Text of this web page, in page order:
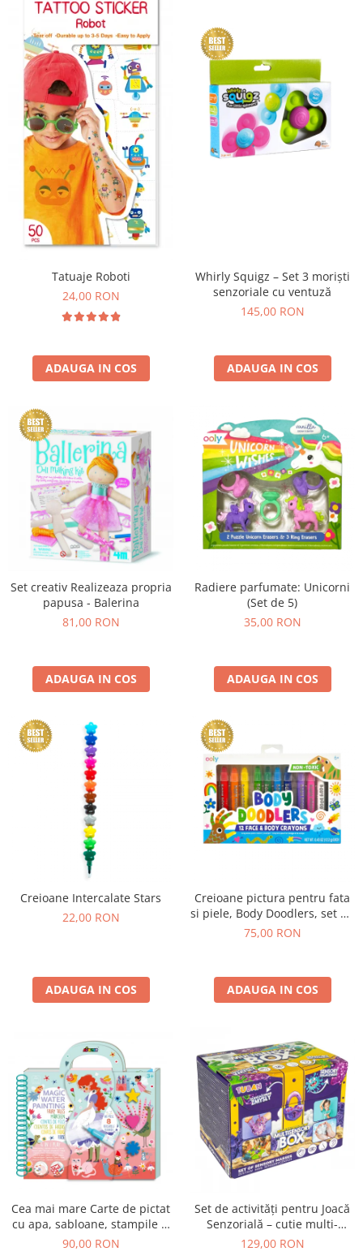
Tatuaje Roboti
24,00 RON
ADAUGA IN COS
Whirly Squigz – Set 3 moriști
senzoriale cu ventuză
145,00 RON
ADAUGA IN COS
Set creativ Realizeaza propria
papusa - Balerina
81,00 RON
ADAUGA IN COS
Radiere parfumate: Unicorni
(Set de 5)
35,00 RON
ADAUGA IN COS
Creioane Intercalate Stars
22,00 RON
ADAUGA IN COS
Creioane pictura pentru fata
si piele, Body Doodlers, set de
12
75,00 RON
ADAUGA IN COS
Cea mai mare Carte de pictat
cu apa, sabloane, stampile si
jocuri, portabila - Basme
90,00 RON
Set de activități pentru Joacă
Senzorială – cutie multi-
senzorială
129,00 RON